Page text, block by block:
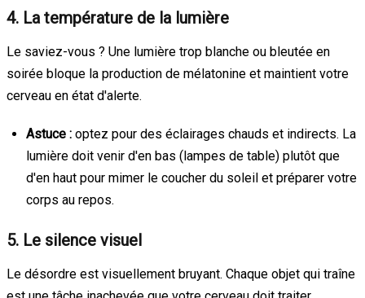
4. La température de la lumière
Le saviez-vous ? Une lumière trop blanche ou bleutée en
soirée bloque la production de mélatonine et maintient votre
cerveau en état d'alerte.
Astuce : optez pour des éclairages chauds et indirects. La
lumière doit venir d'en bas (lampes de table) plutôt que
d'en haut pour mimer le coucher du soleil et préparer votre
corps au repos.
5. Le silence visuel
Le désordre est visuellement bruyant. Chaque objet qui traîne